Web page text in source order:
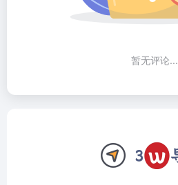
暂无评论...